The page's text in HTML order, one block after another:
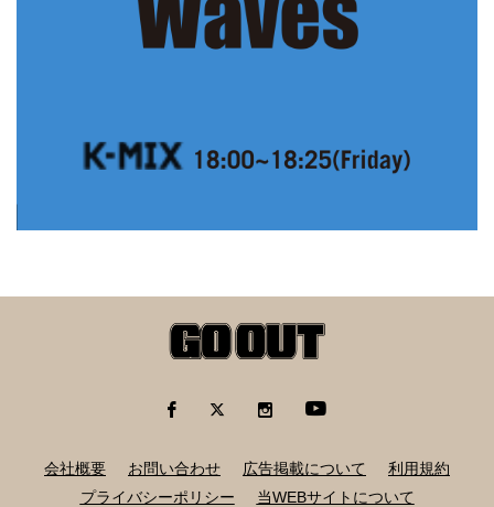
会社概要 お問い合わせ 広告掲載について
利用規約
プライバシーポリシー
当WEBサイトについて